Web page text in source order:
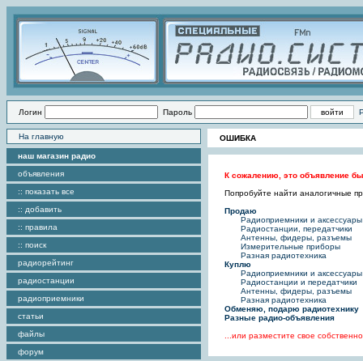
Логин Пароль
На главную
наш магазин радио
объявления
:: показать все
:: добавить
:: правила
:: поиск
радиорейтинг
радиостанции
радиоприемники
статьи
файлы
форум
ОШИБКА
К сожалению, это объявление
Попробуйте найти аналогичные
Продаю
Радиоприемники и аксессуары
Радиостанции, передатчики
Антенны, фидеры, разъемы
Измерительные приборы
Разная радиотехника
Куплю
Радиоприемники и аксессуары
Радиостанции и передатчики
Антенны, фидеры, разъемы
Разная радиотехника
Обменяю, подарю радиотехнику
Разные радио-объявления
...или разместите свое